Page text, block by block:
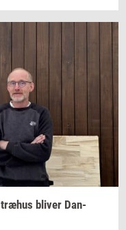
træhus bli­ver Dan­